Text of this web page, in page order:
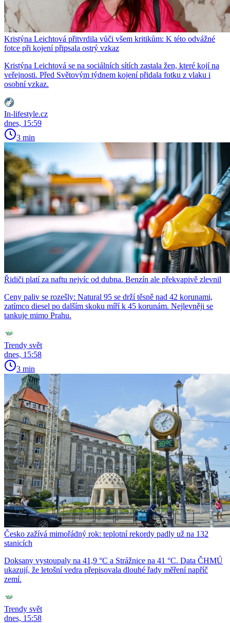
Kristýna Leichtová přitvrdila vůči všem kritikům: K této odvážné
fotce při kojení připsala ostrý vzkaz
Kristýna Leichtová se na sociálních sítích zastala žen, které kojí na
veřejnosti. Před Světovým týdnem kojení přidala fotku z vlaku i
osobní vzkaz.
In-lifestyle.cz
dnes, 15:59
3 min
Řidiči platí za naftu nejvíc od dubna. Benzín ale překvapivě zlevnil
Ceny paliv se rozešly: Natural 95 se drží těsně nad 42 korunami,
zatímco diesel po dalším skoku míří k 45 korunám. Nejlevněji se
tankuje mimo Prahu.
Trendy svět
dnes, 15:58
3 min
Česko zažívá mimořádný rok: teplotní rekordy padly už na 132
stanicích
Doksany vystoupaly na 41,9 °C a Strážnice na 41 °C. Data ČHMÚ
ukazují, že letošní vedra přepisovala dlouhé řady měření napříč
zemí.
Trendy svět
dnes, 15:58